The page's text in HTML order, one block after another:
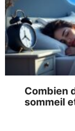
Combien
sommeil